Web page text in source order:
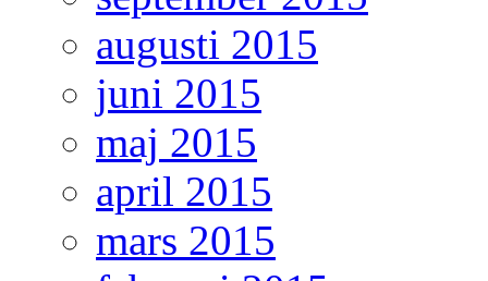
augusti 2015
juni 2015
maj 2015
april 2015
mars 2015